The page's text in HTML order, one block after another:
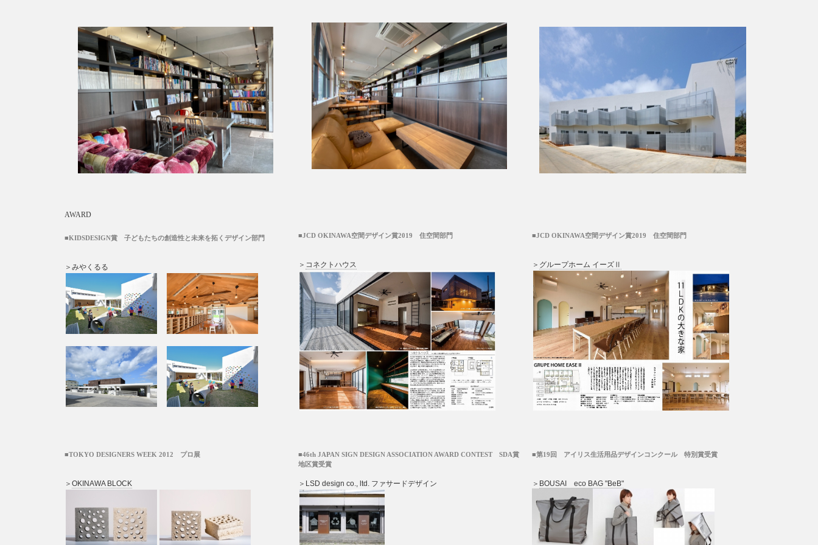
AWARD
■KIDSDESIGN賞 子どもたちの創造性と未来を拓くデザイン部門
＞みやくるる
■JCD OKINAWA空間デザイン賞2019 住空間部門
＞ コネクトハウス
■JCD OKINAWA空間デザイン賞2019 住空間部門
＞ グループホーム イーズⅡ
■TOKYO DESIGNERS WEEK 2012 プロ展
＞ OKINAWA BLOCK
■46th JAPAN SIGN DESIGN ASSOCIATION AWARD CONTEST SDA賞
地区賞受賞
＞LSD design co., ltd. ファサードデザイン
■第19回 アイリス生活用品デザインコンクール 特別賞受賞
＞ BOUSAI eco BAG "BeB"